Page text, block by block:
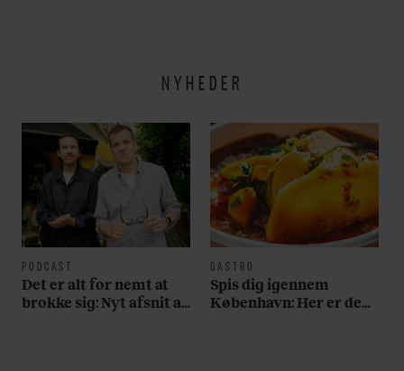
NYHEDER
PODCAST
Det er alt for nemt at
brokke sig: Nyt afsnit af
GASTRO
Spis dig igennem
København: Her er de